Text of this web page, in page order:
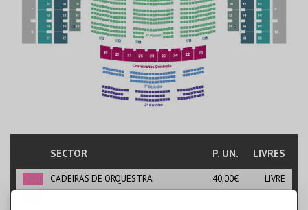
SECTOR P. UN. LIVRES
CADEIRAS DE ORQUESTRA 40,00€
LIVRE